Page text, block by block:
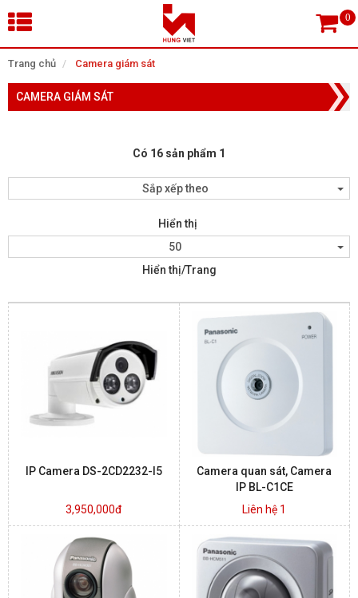
Trang chủ Camera giám sát
CAMERA GIÁM SÁT
Có 16 sản phẩm 1
Sắp xếp theo
Hiển thị
50
Hiển thị/Trang
IP Camera DS-2CD2232-I5
3,950,000đ
Camera quan sát, Camera
IP BL-C1CE
Liên hệ 1
×
Tìm theo danh mục
Tìm kiếm
TRANG CHỦ
THIẾT BỊ SIÊU THỊ, THƯ VIỆN
KIỂM SOÁT VÀO RA
BÁO ĐỘNG, BÁO CHÁY
LIÊN HỆ